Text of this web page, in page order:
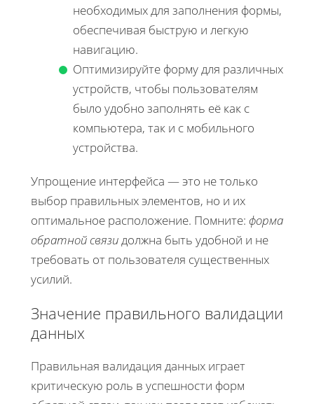
необходимых для заполнения формы,
обеспечивая быструю и легкую
навигацию.
Оптимизируйте форму для различных
устройств, чтобы пользователям
было удобно заполнять её как с
компьютера, так и с мобильного
устройства.
Упрощение интерфейса — это не только
выбор правильных элементов, но и их
оптимальное расположение. Помните: форма
обратной связидолжна быть удобной и не
требовать от пользователя существенных
усилий.
Значение правильного валидации
данных
Правильная валидация данных играет
критическую роль в успешности форм